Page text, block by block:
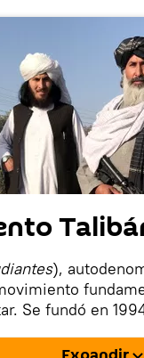
),
Se fundó en
que lo apoyaba.